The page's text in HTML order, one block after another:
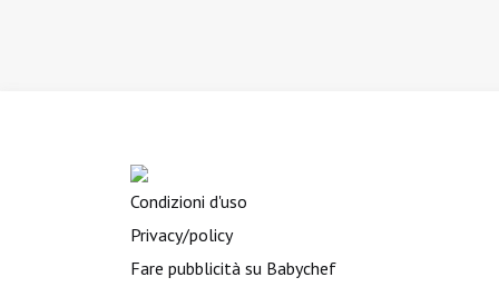
Condizioni d'uso
Privacy/policy
Fare pubblicità su Babychef